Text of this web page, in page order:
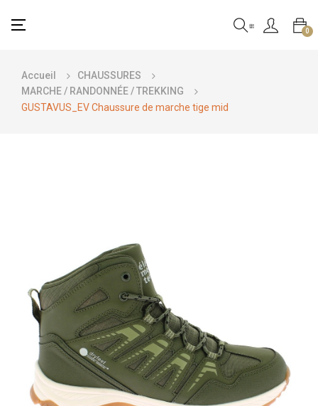
Basculer
☰ 0
Accueil
CHAUSSURES
MARCHE / RANDONNÉE / TREKKING
GUSTAVUS_EV Chaussure de marche tige mid